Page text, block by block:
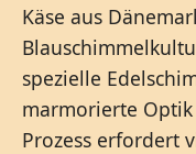
Käse aus
spezielle
marmorierte
Prozess erfordert